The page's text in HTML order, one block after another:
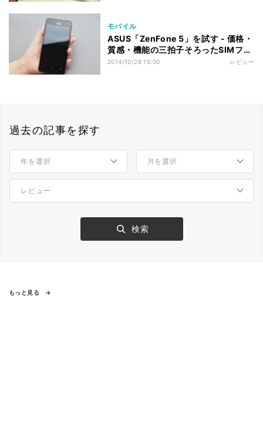
モバイル
ASUS「ZenFone 5」を試す - 価格・
質感・機能の三拍子そろったSIMフリ
ースマホの大本命
2014/10/28 15:00 レビュー
過去の記事を探す
もっと見る